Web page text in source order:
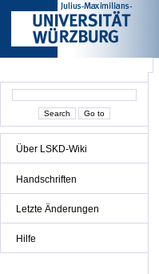
Über LSKD-Wiki
Handschriften
Letzte Änderungen
Hilfe